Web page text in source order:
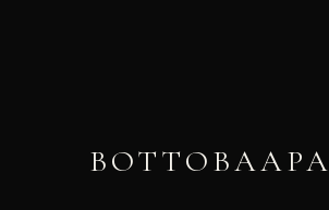
ВОТТОВААРА